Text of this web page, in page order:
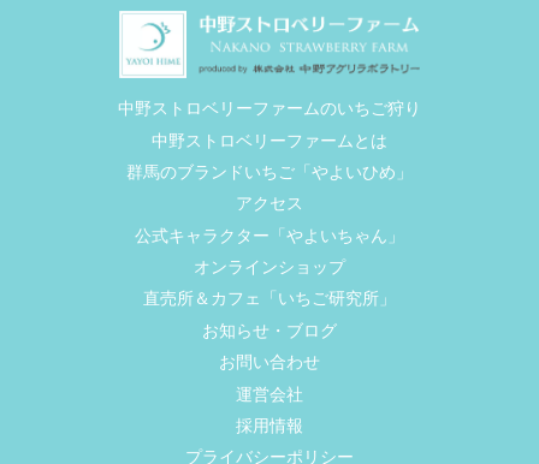
中野ストロベリーファームのいちご狩り
中野ストロベリーファームとは
群馬のブランドいちご「やよいひめ」
アクセス
公式キャラクター「やよいちゃん」
オンラインショップ
直売所＆カフェ「いちご研究所」
お知らせ・ブログ
お問い合わせ
運営会社
採用情報
プライバシーポリシー